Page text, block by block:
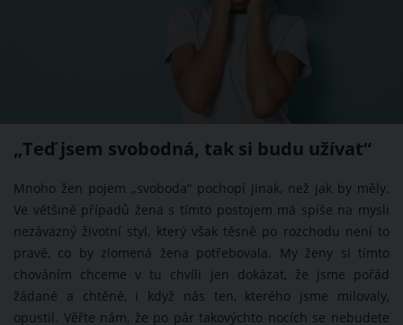
„Teď jsem svobodná, tak si budu užívat“
Mnoho žen pojem „svoboda“ pochopí jinak, než jak by měly.
Ve většině případů žena s tímto postojem má spíše na mysli
nezávazný životní styl, který však těsně po rozchodu není to
pravé, co by zlomená žena potřebovala. My ženy si tímto
chováním chceme v tu chvíli jen dokázat, že jsme pořád
žádané a chtěné, i když nás ten, kterého jsme milovaly,
opustil. Věřte nám, že po pár takovýchto nocích se nebudete